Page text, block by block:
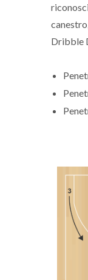
Dribble